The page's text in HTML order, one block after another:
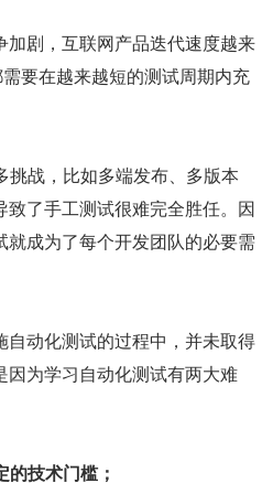
剧，互联网产品迭代速度越来
要在越来越短的测试周期内充
挑战，比如多端发布、多版本
了手工测试很难完全胜任。因
成为了每个开发团队的必要需
动化测试的过程中，并未取得
因为学习自动化测试有两大难
技术门槛；